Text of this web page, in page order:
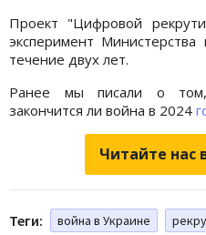
Проект "Цифровой
эксперимент
течение двух лет.
Ранее мы писали о том,
закончится ли война в 2024
Читайте нас
Теги: война в Украине